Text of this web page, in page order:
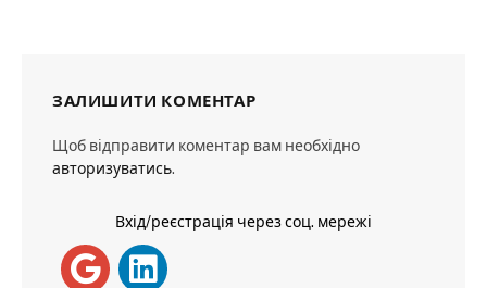
ЗАЛИШИТИ КОМЕНТАР
Щоб відправити коментар вам необхідно
авторизуватись.
Вхід/реєстрація через соц. мережі